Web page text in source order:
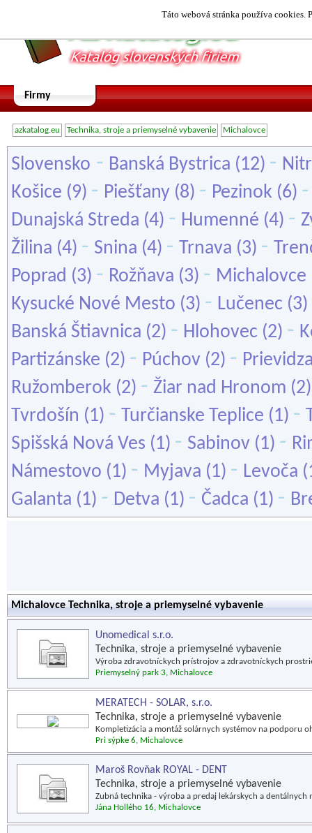
Táto webová stránka používa cookies.
Firmy
azkatalog.eu Technika, stroje a priemyselné vybavenie Michalovce
Slovensko - Banská Bystrica (12) -
Košice (9) - Piešťany (8) - Pezinok (6)
Dunajská Streda (4) - Humenné (4) -
Žilina (4) - Snina (4) - Trnava (3) -
Poprad (3) - Rožňava (3) - Michalovce
Kysucké Nové Mesto (3) - Lučenec (3)
Banská Štiavnica (2) - Hlohovec (2) -
Partizánske (2) - Púchov (2) -
Ružomberok (2) - Žiar nad Hronom
Tvrdošín (1) - Turčianske Teplice (1) -
Spišská Nová Ves (1) - Sabinov (1) -
Námestovo (1) - Myjava (1) - Levoča
Galanta (1) - Detva (1) - Čadca (1) -
Michalovce Technika, stroje a priemyselné vybavenie
Unomedical s.r.o.
Technika, stroje a priemyselné vybavenie
Výroba zdravotníckych prístrojov a zdravotníckych
Priemyselný park 3, Michalovce
MERATECH - SOLAR, s.r.o.
Technika, stroje a priemyselné vybavenie
Kompletizácia a montáž solárnych systémov na podporu
Pri sýpke 6, Michalovce
Maroš Rovňak ROYAL - DENT
Technika, stroje a priemyselné vybavenie
Zubná technika - výroba a predaj lekárskych a dentálnych
Jána Hollého 16, Michalovce